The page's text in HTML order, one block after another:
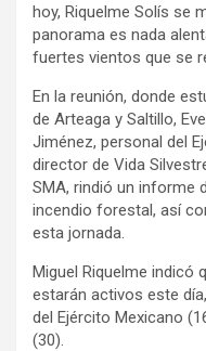
hoy, Riquelme Solís se
panorama es nada
fuertes vientos que se
En la reunión, donde
de Arteaga y Saltillo,
Jiménez, personal del
director de Vida
SMA, rindió un informe
incendio forestal, así
esta jornada.
Miguel Riquelme indicó
estarán activos este
del Ejército Mexicano
(30).